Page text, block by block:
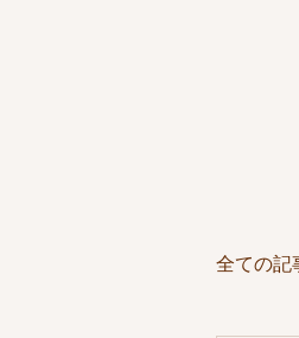
全ての記